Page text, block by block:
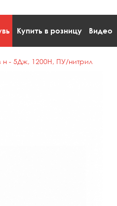
Купить в розницу Видео
- 5Дж, 1200Н, ПУ/нитрил